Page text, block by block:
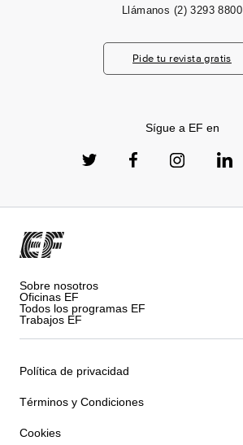
Llámanos (2) 3293 8800
Pide tu revista gratis
Sígue a EF en
Sobre nosotros
Oficinas EF
Todos los programas EF
Trabajos EF
Política de privacidad
Términos y Condiciones
Cookies